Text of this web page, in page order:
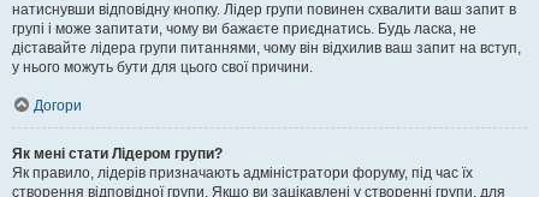
натиснувши відповідну кнопку. Лідер групи повинен схвалити ваш запит в
групі і може запитати, чому ви бажаєте приєднатись. Будь ласка, не
діставайте лідера групи питаннями, чому він відхилив ваш запит на вступ,
у нього можуть бути для цього свої причини.
Догори
Як мені стати Лідером групи?
Як правило, лідерів призначають адміністратори форуму, під час їх
створення відповідної групи. Якщо ви зацікавлені у створенні групи, для